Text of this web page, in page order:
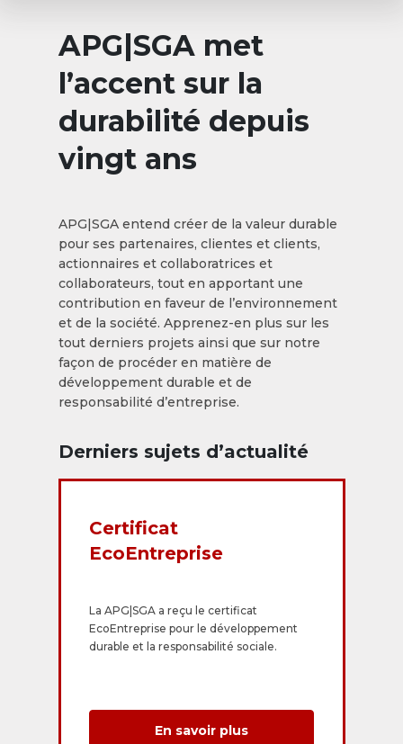
APG|SGA met
l’accent sur la
durabilité depuis
vingt ans
APG|SGA entend créer de la valeur durable
pour ses partenaires, clientes et clients,
actionnaires et collaboratrices et
collaborateurs, tout en apportant une
contribution en faveur de l’environnement
et de la société. Apprenez-en plus sur les
tout derniers projets ainsi que sur notre
façon de procéder en matière de
développement durable et de
responsabilité d’entreprise.
Derniers sujets d’actualité
Certificat
EcoEntreprise
La APG|SGA a reçu le certificat
EcoEntreprise pour le développement
durable et la responsabilité sociale.
En savoir plus